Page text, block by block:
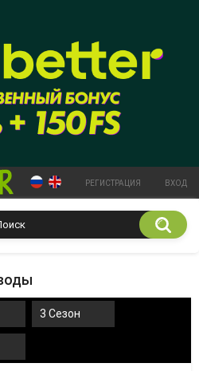
РЕГИСТРАЦИЯ ВХОД
3 Сезон